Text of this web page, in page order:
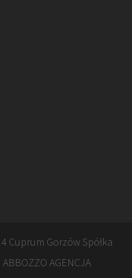
Cuprum Gorzów Spółka
ABBOZZO AGENCJA